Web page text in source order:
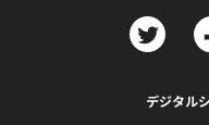
デジタル